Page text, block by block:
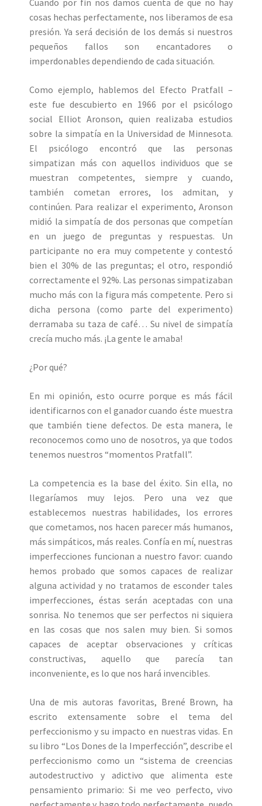
Cuando por fin nos damos cuenta de que no hay
cosas hechas perfectamente, nos liberamos de esa
presión. Ya será decisión de los demás si nuestros
pequeños fallos son encantadores o
imperdonables dependiendo de cada situación.
Como ejemplo, hablemos del Efecto Pratfall –
este fue descubierto en 1966 por el psicólogo
social Elliot Aronson, quien realizaba estudios
sobre la simpatía en la Universidad de Minnesota.
El psicólogo encontró que las personas
simpatizan más con aquellos individuos que se
muestran competentes, siempre y cuando,
también cometan errores, los admitan, y
continúen. Para realizar el experimento, Aronson
midió la simpatía de dos personas que competían
en un juego de preguntas y respuestas. Un
participante no era muy competente y contestó
bien el 30% de las preguntas; el otro, respondió
correctamente el 92%. Las personas simpatizaban
mucho más con la figura más competente. Pero si
dicha persona (como parte del experimento)
derramaba su taza de café… Su nivel de simpatía
crecía mucho más. ¡La gente le amaba!
¿Por qué?
En mi opinión, esto ocurre porque es más fácil
identificarnos con el ganador cuando éste muestra
que también tiene defectos. De esta manera, le
reconocemos como uno de nosotros, ya que todos
tenemos nuestros “momentos Pratfall”.
La competencia es la base del éxito. Sin ella, no
llegaríamos muy lejos. Pero una vez que
establecemos nuestras habilidades, los errores
que cometamos, nos hacen parecer más humanos,
más simpáticos, más reales. Confía en mí, nuestras
imperfecciones funcionan a nuestro favor: cuando
hemos probado que somos capaces de realizar
alguna actividad y no tratamos de esconder tales
imperfecciones, éstas serán aceptadas con una
sonrisa. No tenemos que ser perfectos ni siquiera
en las cosas que nos salen muy bien. Si somos
capaces de aceptar observaciones y críticas
constructivas, aquello que parecía tan
inconveniente, es lo que nos hará invencibles.
Una de mis autoras favoritas, Brené Brown, ha
escrito extensamente sobre el tema del
perfeccionismo y su impacto en nuestras vidas. En
su libro “Los Dones de la Imperfección”, describe el
perfeccionismo como un “sistema de creencias
autodestructivo y adictivo que alimenta este
pensamiento primario: Si me veo perfecto, vivo